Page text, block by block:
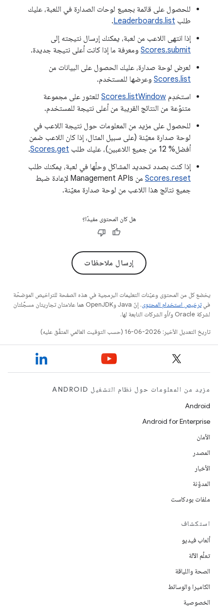
للحصول على قائمة بجميع لوحات الصدارة في اللعبة، عليك
طلب Leaderboards.list
.
إذا انتهى اللاعب من لعبة، يمكنك إرسال نتيجته إلى
Scores.submit ومعرفة ما إذا كانت أعلى نتيجة جديدة.
لعرض لوحة صدارة، عليك الحصول على البيانات من
Scores.list وعرضها للمستخدم.
استخدِم Scores.listWindow للعثور على مجموعة
متنوّعة من النتائج القريبة من أعلى نتيجة للمستخدم.
للحصول على مزيد من المعلومات حول نتيجة اللاعب في
لوحة صدارة معيّنة (على سبيل المثال، إذا كان اللاعب ضمن
أفضل% 12 من جميع اللاعبين)، عليك طلب
Scores.get
.
إذا كنت بصدد تحديد المشاكل وحلّها في لعبة، يمكنك طلب
Scores.reset
من Management APIs لإعادة ضبط
جميع نتائج هذا اللاعب من لوحة صدارة معيّنة.
هل كان المحتوى مفيدًا؟
إرسال ملاحظات
يخضع كل من المحتوى وعيّنات التعليمات البرمجية في هذه الصفحة للتراخيص الموضحّة
فيترخيص استخدام المحتوى
. إنّ Java وOpenJDK هما علامتان تجاريتان مسجَّلتان
لشركة Oracle و/أو الشركات التابعة لها.
تاريخ التعديل الأخير: 2026-06-16 (حسب التوقيت العالمي المتفَّق عليه)
مزيد من المعلومات حول نظام التشغيل ANDROID
Android
Android for Enterprise
الأمان
المصدر
الأخبار
المدوّنة
ملفات بودكاست
استكشاف
ألعاب فيديو
تعلُم الآلة
الصحة واللياقة
الكاميرا والوسائط
الخصوصية